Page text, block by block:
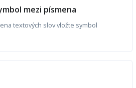
mezi písmena
textových slov vložte symbol